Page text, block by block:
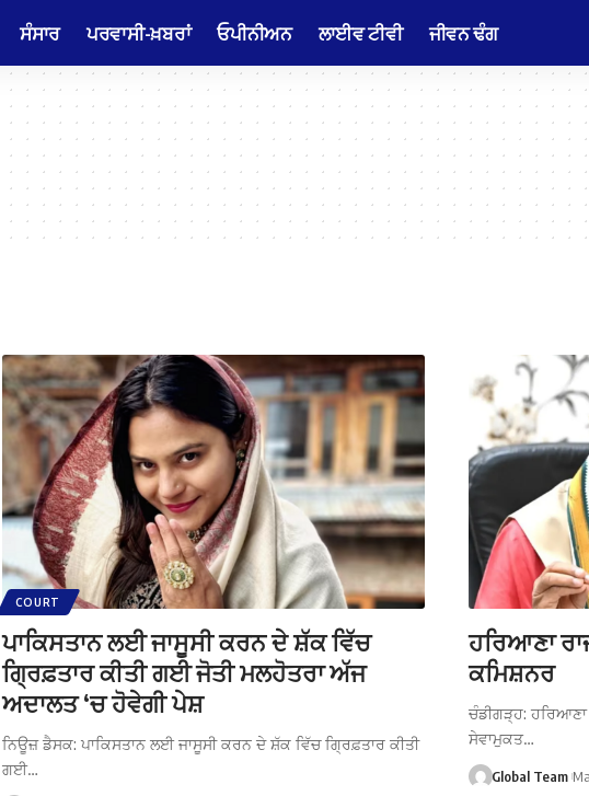
ਸੰਸਾਰ ਪਰਵਾਸੀ-ਖ਼ਬਰਾਂ ਓਪੀਨੀਅਨ ਲਾਈਵ ਟੀਵੀ ਜੀਵਨ ਢੰਗ
COURT
ਪਾਕਿਸਤਾਨ ਲਈ ਜਾਸੂਸੀ ਕਰਨ ਦੇ ਸ਼ੱਕ ਵਿੱਚ
ਗ੍ਰਿਫ਼ਤਾਰ ਕੀਤੀ ਗਈ ਜੋਤੀ ਮਲਹੋਤਰਾ ਅੱਜ
ਅਦਾਲਤ ‘ਚ ਹੋਵੇਗੀ ਪੇਸ਼
ਨਿਊਜ਼ ਡੈਸਕ: ਪਾਕਿਸਤਾਨ ਲਈ ਜਾਸੂਸੀ ਕਰਨ ਦੇ ਸ਼ੱਕ ਵਿੱਚ ਗ੍ਰਿਫ਼ਤਾਰ ਕੀਤੀ
ਗਈ…
ਹਰਿਆਣਾ
ਕਮਿਸ਼ਨਰ
ਚੰਡੀਗੜ੍ਹ:
ਸੇਵਾਮੁਕਤ…
Global Team